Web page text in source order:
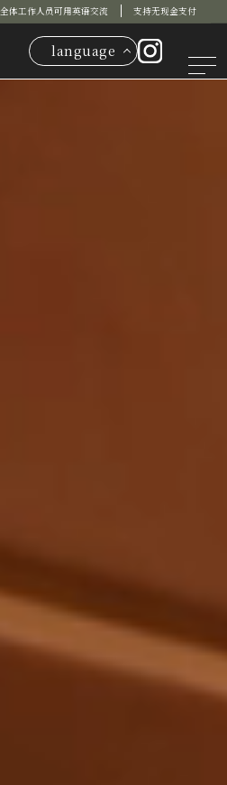
全体工作人员可用英语交流 支持无现金支付
language